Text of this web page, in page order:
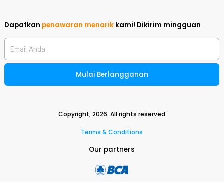
Dapatkan penawaran menarik kami! Dikirim mingguan
Email Anda
Mulai Berlangganan
Copyright,2026. All rights reserved
Terms & Conditions
Our partners